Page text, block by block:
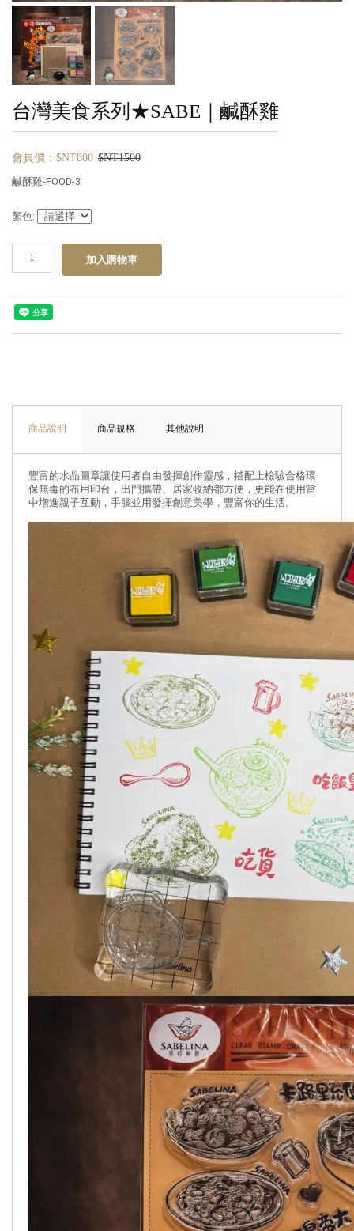
台灣美食系列★SABE｜鹹酥雞
會員價：$NT800 $NT1500
鹹酥雞-FOOD-3
顏色:
商品說明 商品規格 其他說明
豐富的水晶圖章讓使用者自由發揮創作靈感，搭配上檢驗合格環
保無毒的布用印台，出門攜帶、居家收納都方便，更能在使用當
中增進親子互動，手腦並用發揮創意美學，豐富你的生活。